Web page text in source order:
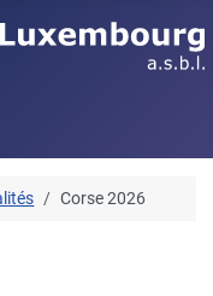
Corse 2026